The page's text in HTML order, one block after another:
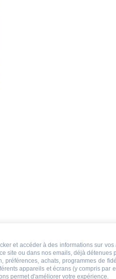
et accéder à des informations sur
site ou dans nos emails, déjà
préférences, achats, programmes de
appareils et écrans (y compris
permet d'améliorer votre expérience.